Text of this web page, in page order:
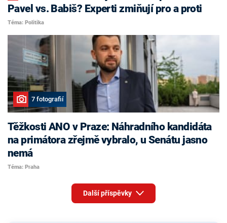
Pavel vs. Babiš? Experti zmiňují pro a proti
Téma: Politika
7 fotografií
Těžkosti ANO v Praze: Náhradního kandidáta
na primátora zřejmě vybralo, u Senátu jasno
nemá
Téma: Praha
Další příspěvky